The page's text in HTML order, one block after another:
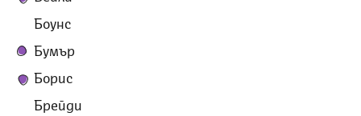
Боунс
Бумър
Борис
Брейди